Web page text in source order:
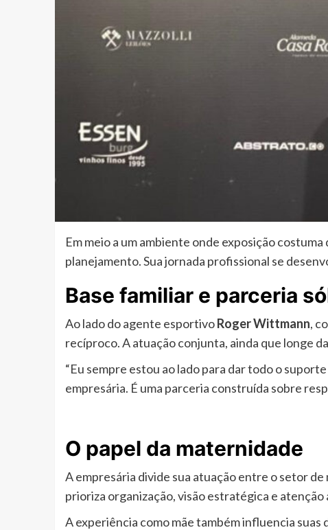
Em meio a um ambiente onde exposição
planejamento. Sua jornada profissional se
Base familiar e parceria
Ao lado do agente esportivoRoger Wittmann,
recíproco. A atuação conjunta, ainda que longe
“Eu sempre estou ao lado para dar todo o
empresária. É uma parceria construída sobre
O papel da maternidade
A empresária divide sua atuação entre o setor
prioriza organização, visão estratégica e atenção
A experiência como mãe também influencia